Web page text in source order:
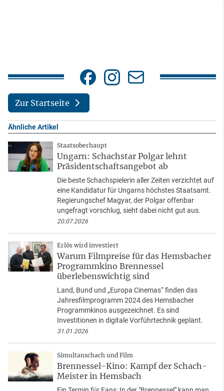
Zur Startseite
Ähnliche Artikel
Staatsoberhaupt
Ungarn: Schachstar Polgar lehnt
Präsidentschaftsangebot ab
Die beste Schachspielerin aller Zeiten verzichtet auf
eine Kandidatur für Ungarns höchstes Staatsamt.
Regierungschef Magyar, der Polgar offenbar
ungefragt vorschlug, sieht dabei nicht gut aus.
20.07.2026
Erlös wird investiert
Warum Filmpreise für das Hemsbacher
Programmkino Brennessel
überlebenswichtig sind
Land, Bund und „Europa Cinemas“ finden das
Jahresfilmprogramm 2024 des Hemsbacher
Programmkinos ausgezeichnet. Es sind
Investitionen in digitale Vorführtechnik geplant.
31.01.2026
Simultanschach und Film
Brennessel-Kino: Kampf der Schach-
Meister in Hemsbach